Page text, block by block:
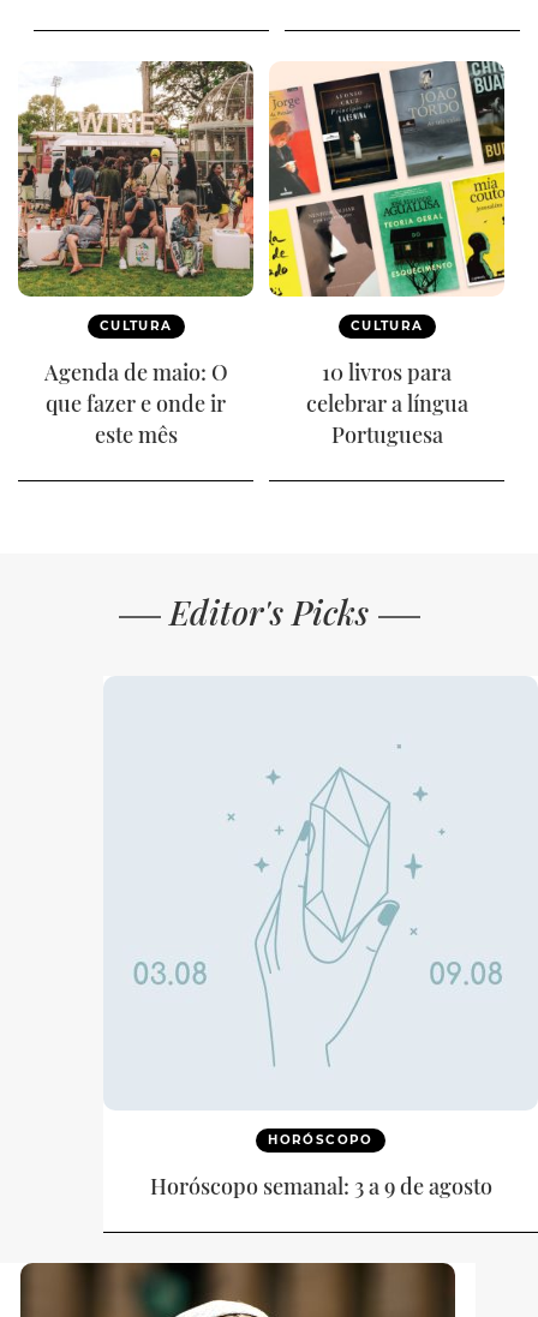
CULTURA
Agenda de maio: O
que fazer e onde ir
este mês
CULTURA
10 livros para
celebrar a língua
Portuguesa
Editor's Picks
HORÓSCOPO
Horóscopo semanal: 3 a 9 de agosto